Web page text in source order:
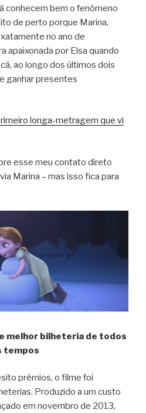
conhecem bem o fenômeno
de perto porque Marina,
no ano de
apaixonada por Elsa quando
ao longo dos últimos dois
ganhar presentes
longa-metragem que vi
esse meu contato direto
via Marina – mas isso fica para
melhor bilheteria de todos
tempos
prêmios, o filme foi
Produzido a um custo
em novembro de 2013,